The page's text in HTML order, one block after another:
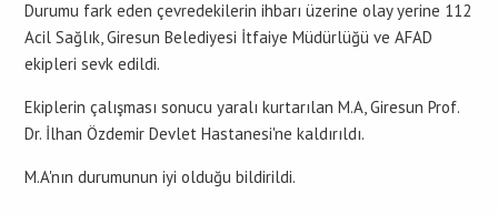
Durumu fark eden çevredekilerin ihbarı üzerine olay yerine 112
Acil Sağlık, Giresun Belediyesi İtfaiye Müdürlüğü ve AFAD
ekipleri sevk edildi.
Ekiplerin çalışması sonucu yaralı kurtarılan M.A, Giresun Prof.
Dr. İlhan Özdemir Devlet Hastanesi'ne kaldırıldı.
M.A'nın durumunun iyi olduğu bildirildi.